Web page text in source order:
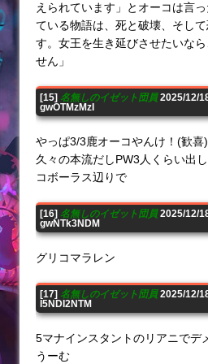
えられています」とオーコは言
ている物語は、死と破壊、そし
す。女王を生き延びさせたいな
せん」
[15] 名無しのイゼット団員2025/12/
gwOTMzMzI
やっぱ3/3鹿オーコやんけ！(歓喜)
久々の本流だしPW3人くらい出
コボーラス辺りで
[16] 名無しのイゼット団員2025/12/
gwNTk3NDM
グリコマラレン
[17] 名無しのイゼット団員2025/12/
I5NDI2NTM
5マナインスタントのリアニでデ
うーむ